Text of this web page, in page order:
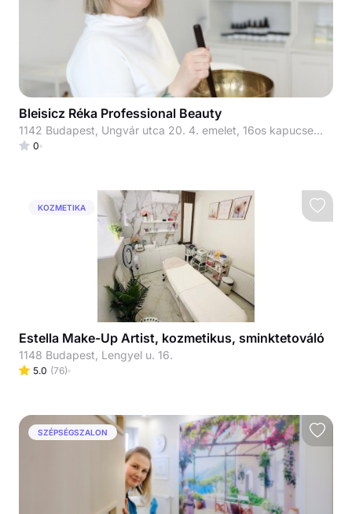
Bleisicz Réka Professional Beauty
1142 Budapest, Ungvár utca 20. 4. emelet, 16os kapucsengő
0
KOZMETIKA
Estella Make-Up Artist, kozmetikus, sminktetováló
1148 Budapest, Lengyel u. 16.
5.0 (76)
SZÉPSÉGSZALON